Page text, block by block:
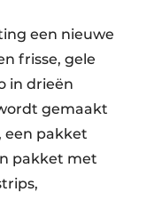
een nieuwe
frisse, gele
in drieën
gemaakt
een pakket
pakket met